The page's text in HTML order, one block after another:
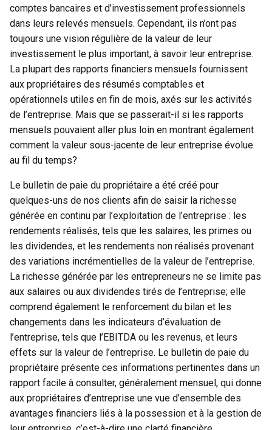
comptes bancaires et d’investissement professionnels
dans leurs relevés mensuels. Cependant, ils n’ont pas
toujours une vision régulière de la valeur de leur
investissement le plus important, à savoir leur entreprise.
La plupart des rapports financiers mensuels fournissent
aux propriétaires des résumés comptables et
opérationnels utiles en fin de mois, axés sur les activités
de l’entreprise. Mais que se passerait-il si les rapports
mensuels pouvaient aller plus loin en montrant également
comment la valeur sous-jacente de leur entreprise évolue
au fil du temps?
Le bulletin de paie du propriétaire a été créé pour
quelques-uns de nos clients afin de saisir la richesse
générée en continu par l’exploitation de l’entreprise : les
rendements réalisés, tels que les salaires, les primes ou
les dividendes, et les rendements non réalisés provenant
des variations incrémentielles de la valeur de l’entreprise.
La richesse générée par les entrepreneurs ne se limite pas
aux salaires ou aux dividendes tirés de l’entreprise; elle
comprend également le renforcement du bilan et les
changements dans les indicateurs d’évaluation de
l’entreprise, tels que l’EBITDA ou les revenus, et leurs
effets sur la valeur de l’entreprise. Le bulletin de paie du
propriétaire présente ces informations pertinentes dans un
rapport facile à consulter, généralement mensuel, qui donne
aux propriétaires d’entreprise une vue d’ensemble des
avantages financiers liés à la possession et à la gestion de